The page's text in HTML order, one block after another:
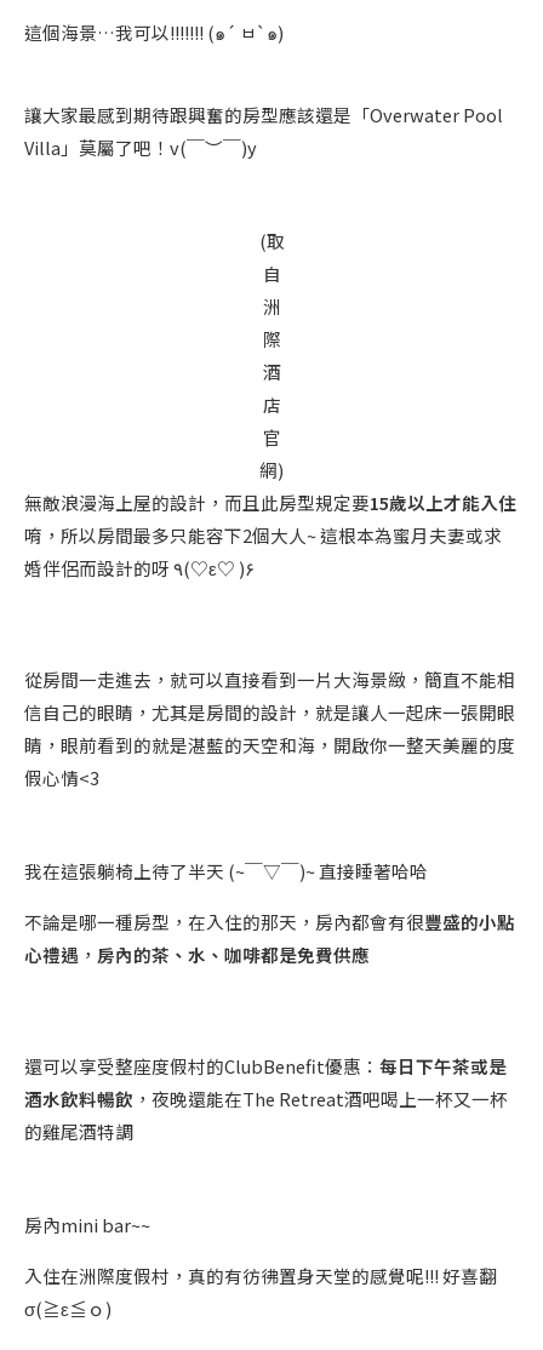
這個海景…我可以!!!!!!! (๑´ ㅂ`๑)
讓大家最感到期待跟興奮的房型應該還是「Overwater Pool
Villa」莫屬了吧！v(￣︶￣)y
(取
自
洲
際
酒
店
官
網)
無敵浪漫海上屋的設計，而且此房型規定要15歲以上才能入住
唷，所以房間最多只能容下2個大人~ 這根本為蜜月夫妻或求
婚伴侶而設計的呀 ٩(♡ε♡ )۶
從房間一走進去，就可以直接看到一片大海景緻，簡直不能相
信自己的眼睛，尤其是房間的設計，就是讓人一起床一張開眼
睛，眼前看到的就是湛藍的天空和海，開啟你一整天美麗的度
假心情<3
我在這張躺椅上待了半天 (~￣▽￣)~ 直接睡著哈哈
不論是哪一種房型，在入住的那天，房內都會有很豐盛的小點
心禮遇 ， 房內的茶、水、咖啡都是免費供應
還可以享受整座度假村的ClubBenefit優惠： 每日下午茶或是
酒水飲料暢飲 ，夜晚還能在The Retreat酒吧喝上一杯又一杯
的雞尾酒特調
房內mini bar~~
入住在洲際度假村，真的有彷彿置身天堂的感覺呢!!! 好喜翻
σ(≧ε≦ｏ)